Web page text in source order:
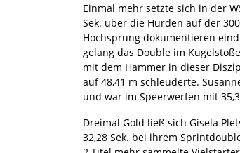
Einmal mehr setzte sich in der
Sek. über die Hürden auf der
Hochsprung dokumentieren
gelang das Double im
mit dem Hammer in dieser
auf 48,41 m schleuderte.
und war im Speerwerfen mit
Dreimal Gold ließ sich Gisela
32,28 Sek. bei ihrem